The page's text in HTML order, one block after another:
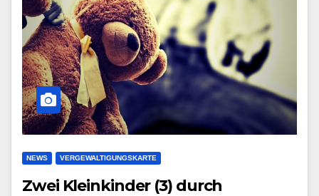
NEWS VERGEWALTIGUNGSKARTE
Zwei Kleinkinder (3) durch